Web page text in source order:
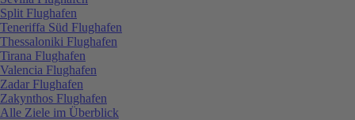
Split Flughafen
Teneriffa Süd Flughafen
Thessaloniki Flughafen
Tirana Flughafen
Valencia Flughafen
Zadar Flughafen
Zakynthos Flughafen
Alle Ziele im Überblick